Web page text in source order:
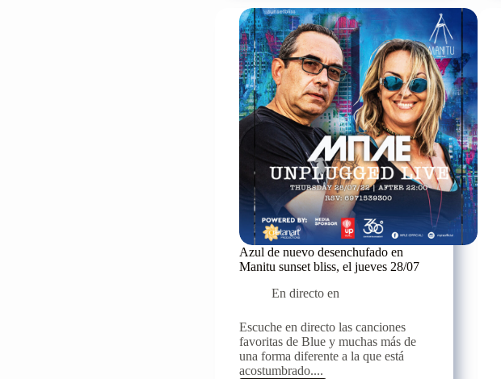
del
Plátano
de
Arvi,
el
viernes
12
de
agosto
Azul de nuevo desenchufado en
Manitu sunset bliss, el jueves 28/07
En directo en
Escuche en directo las canciones
favoritas de Blue y muchas más de
una forma diferente a la que está
acostumbrado....